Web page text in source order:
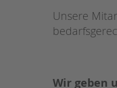
Unsere
Wir geben